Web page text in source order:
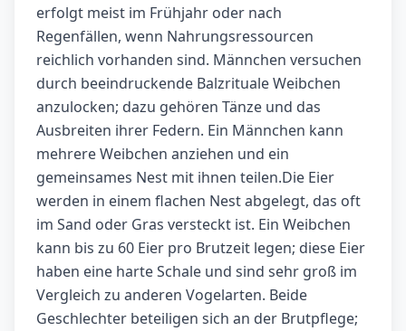
erfolgt meist im Frühjahr oder nach
Regenfällen, wenn Nahrungsressourcen
reichlich vorhanden sind. Männchen versuchen
durch beeindruckende Balzrituale Weibchen
anzulocken; dazu gehören Tänze und das
Ausbreiten ihrer Federn. Ein Männchen kann
mehrere Weibchen anziehen und ein
gemeinsames Nest mit ihnen teilen.Die Eier
werden in einem flachen Nest abgelegt, das oft
im Sand oder Gras versteckt ist. Ein Weibchen
kann bis zu 60 Eier pro Brutzeit legen; diese Eier
haben eine harte Schale und sind sehr groß im
Vergleich zu anderen Vogelarten. Beide
Geschlechter beteiligen sich an der Brutpflege;